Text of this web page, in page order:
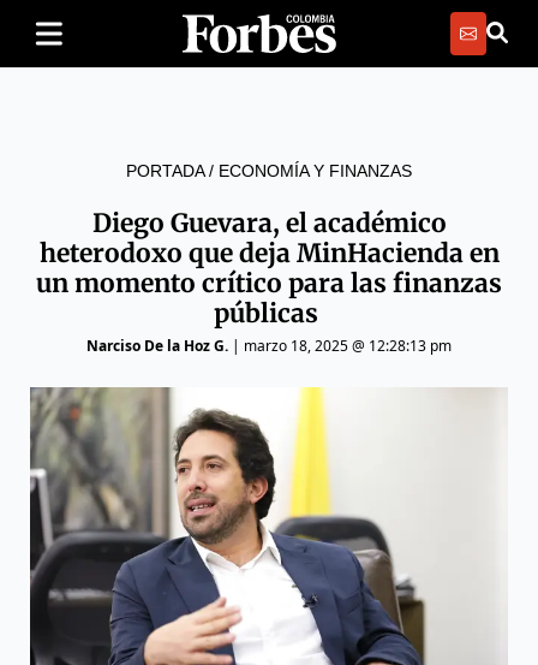
PORTADA/ ECONOMÍA Y FINANZAS
Diego Guevara, el académico
heterodoxo que deja MinHacienda en
un momento crítico para las finanzas
públicas
Narciso De la Hoz G. | marzo 18, 2025 @ 12:28:13 pm